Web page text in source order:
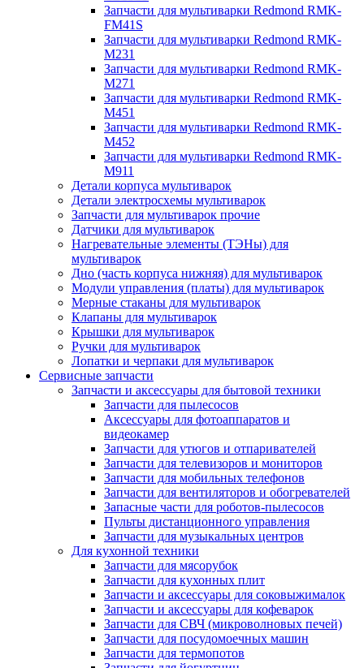
Запчасти для мультиварки Redmond RMK-
FM41S
Запчасти для мультиварки Redmond RMK-
M231
Запчасти для мультиварки Redmond RMK-
M271
Запчасти для мультиварки Redmond RMK-
M451
Запчасти для мультиварки Redmond RMK-
M452
Запчасти для мультиварки Redmond RMK-
M911
Детали корпуса мультиварок
Детали электросхемы мультиварок
Запчасти для мультиварок прочие
Датчики для мультиварок
Нагревательные элементы (ТЭНы) для
мультиварок
Дно (часть корпуса нижняя) для мультиварок
Модули управления (платы) для мультиварок
Мерные стаканы для мультиварок
Клапаны для мультиварок
Крышки для мультиварок
Ручки для мультиварок
Лопатки и черпаки для мультиварок
Сервисные запчасти
Запчасти и аксессуары для бытовой техники
Запчасти для пылесосов
Аксессуары для фотоаппаратов и
видеокамер
Запчасти для утюгов и отпаривателей
Запчасти для телевизоров и мониторов
Запчасти для мобильных телефонов
Запчасти для вентиляторов и обогревателей
Запасные части для роботов-пылесосов
Пульты дистанционного управления
Запчасти для музыкальных центров
Для кухонной техники
Запчасти для мясорубок
Запчасти для кухонных плит
Запчасти и аксессуары для соковыжималок
Запчасти и аксессуары для кофеварок
Запчасти для СВЧ (микроволновых печей)
Запчасти для посудомоечных машин
Запчасти для термопотов